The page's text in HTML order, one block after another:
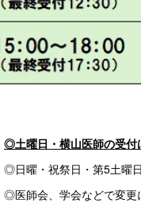
◎土曜日・横山医師の受付
◎日曜・祝祭日・第5土曜
◎医師会、学会などで変更